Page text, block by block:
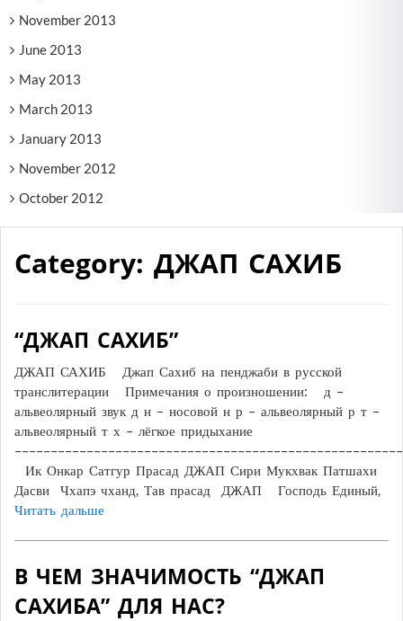
November 2013
June 2013
May 2013
March 2013
January 2013
November 2012
October 2012
Category: ДЖАП САХИБ
“ДЖАП САХИБ”
ДЖАП САХИБ Джап Сахиб на пенджаби в русской
транслитерации Примечания о произношении: д –
альвеолярный звук д н – носовой н р – альвеолярный р т –
альвеолярный т х – лёгкое придыхание
Ик Онкар Сатгур Прасад ДЖАП Сири Мукхвак Патшахи
Дасви Чхапэ чханд, Тав прасад ДЖАП Господь Единый,
Читать дальше
В ЧЕМ ЗНАЧИМОСТЬ “ДЖАП
САХИБА” ДЛЯ НАС?